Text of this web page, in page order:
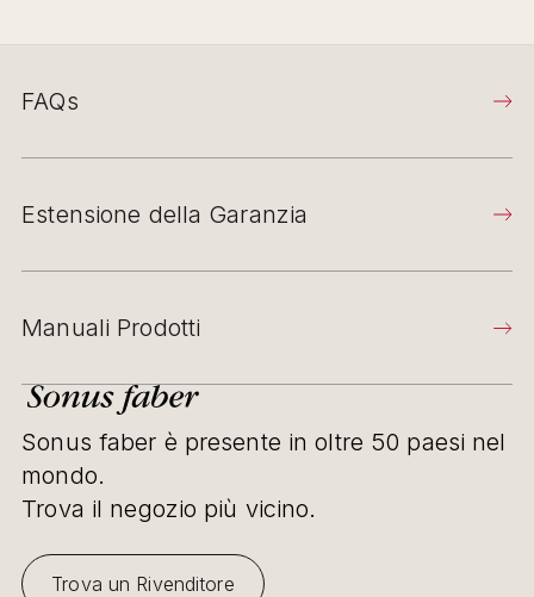
FAQs
Estensione della Garanzia
Manuali Prodotti
Sonus faber è presente in oltre 50 paesi nel
mondo.
Trova il negozio più vicino.
Trova un Rivenditore